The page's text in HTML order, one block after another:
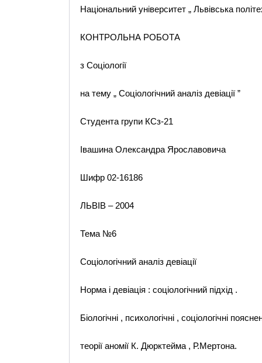
Національний університет „ Львівська
КОНТРОЛЬНА РОБОТА
з Соціології
на тему „ Соціологічний аналіз девіації ”
Студента групи КСз-21
Івашина Олександра Ярославовича
Шифр 02-16186
ЛЬВІВ – 2004
Тема №6
Соціологічний аналіз девіації
Норма і девіація : соціологічний підхід .
Біологічні , психологічні , соціологічні
теорії аномії К. Дюрктейма , Р.Мертона.